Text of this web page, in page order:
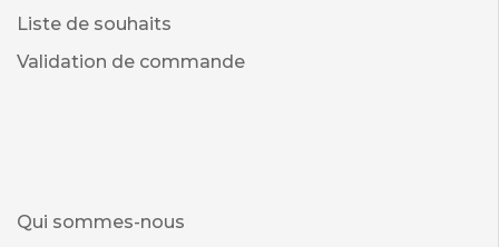
Liste de souhaits
Validation de commande
Qui sommes-nous